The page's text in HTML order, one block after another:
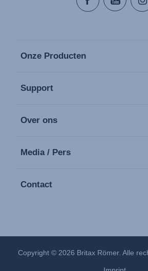
Onze Producten
Support
Over ons
Media / Pers
Contact
Copyright © 2026 Britax Römer. Alle